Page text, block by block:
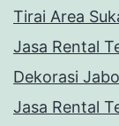
Tirai Area
Jasa Rental
Dekorasi
Jasa Rental